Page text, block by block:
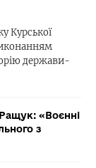
Курської
держави-
«Воєнні
з